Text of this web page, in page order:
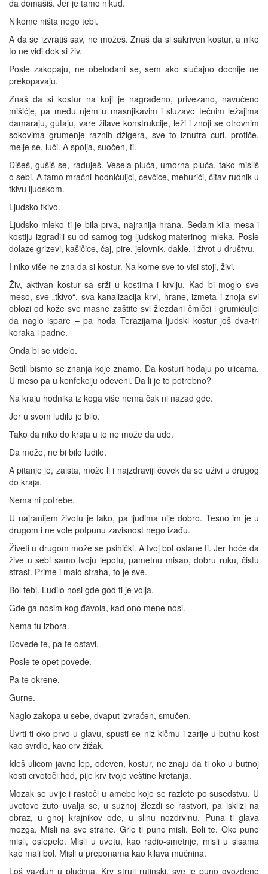
da domašiš. Jer je tamo nikud.
Nikome ništa nego tebi.
A da se izvratiš sav, ne možeš. Znaš da si sakriven kostur, a niko
to ne vidi dok si živ.
Posle zakopaju, ne obelodani se, sem ako slučajno docnije ne
prekopavaju.
Znaš da si kostur na koji je nagrađeno, privezano, navučeno
mišićje, pa među njem u masnjikavim i sluzavo tečnim ležajima
damaraju, gutaju, vare žilave konstrukcije, leži i znoji se otrovnim
sokovima grumenje raznih džigera, sve to iznutra curi, protiče,
melje se, luči. A spolja, suočen, ti.
Dišeš, gušiš se, raduješ. Vesela pluća, umorna pluća, tako misliš
o sebi. A tamo mračni hodničuljci, cevčice, mehurići, čitav rudnik u
tkivu ljudskom.
Ljudsko tkivo.
Ljudsko mleko ti je bila prva, najranija hrana. Sedam kila mesa i
kostiju izgradili su od samog tog ljudskog materinog mleka. Posle
dolaze grizevi, kašičice, čaj, pire, jelovnik, dakle, i život u društvu.
I niko više ne zna da si kostur. Na kome sve to visi stoji, živi.
Živ, aktivan kostur sa srži u kostima i krvlju. Kad bi moglo sve
meso, sve „tkivo“, sva kanalizacija krvi, hrane, izmeta i znoja svi
oblozi od kože sve masne zaštite svi žlezdani čmičci i grumičuljci
da naglo ispare – pa hoda Terazijama ljudski kostur još dva-tri
koraka i padne.
Onda bi se videlo.
Setili bismo se znanja koje znamo. Da kosturi hodaju po ulicama.
U meso pa u konfekciju odeveni. Da li je to potrebno?
Na kraju hodnika iz koga više nema čak ni nazad gde.
Jer u svom ludilu je bilo.
Tako da niko do kraja u to ne može da uđe.
Da može, ne bi bilo ludilo.
A pitanje je, zaista, može li i najzdraviji čovek da se uživi u drugog
do kraja.
Nema ni potrebe.
U najranijem životu je tako, pa ljudima nije dobro. Tesno im je u
drugom i ne vole potpunu zavisnost nego izađu.
Živeti u drugom može se psihički. A tvoj bol ostane ti. Jer hoće da
žive u sebi samo tvoju lepotu, pametnu misao, dobru ruku, čistu
strast. Prime i malo straha, to je sve.
Bol tebi. Ludilo nosi gde god ti je volja.
Gde ga nosim kog đavola, kad ono mene nosi.
Nema tu izbora.
Dovede te, pa te ostavi.
Posle te opet povede.
Pa te okrene.
Gurne.
Naglo zakopa u sebe, dvaput izvraćen, smučen.
Uvrti ti oko prvo u glavu, spusti se niz kičmu i zarije u butnu kost
kao svrdlo, kao crv žižak.
Ideš ulicom javno lep, odeven, kostur, ne znaju da ti oko u butnoj
kosti crvotoči hod, pije krv tvoje veštine kretanja.
Mozak se uvije i rastoči u amebe koje se razlete po susedstvu. U
uvetovo žuto uvalja se, u suznoj žlezdi se rastvori, pa isklizi na
obraz, u gnoj krajnikov ode, u slinu nozdrvinu. Puna ti glava
mozga. Misli na sve strane. Grlo ti puno misli. Boli te. Oko puno
misli, oslepelo. Misli u uvetu, kao radio-smetnje, misli u sisama
kao mali bol. Misli u preponama kao kilava mučnina.
Loš vazduh u plućima. Krv struji rutinski, sve je puno gvozdene